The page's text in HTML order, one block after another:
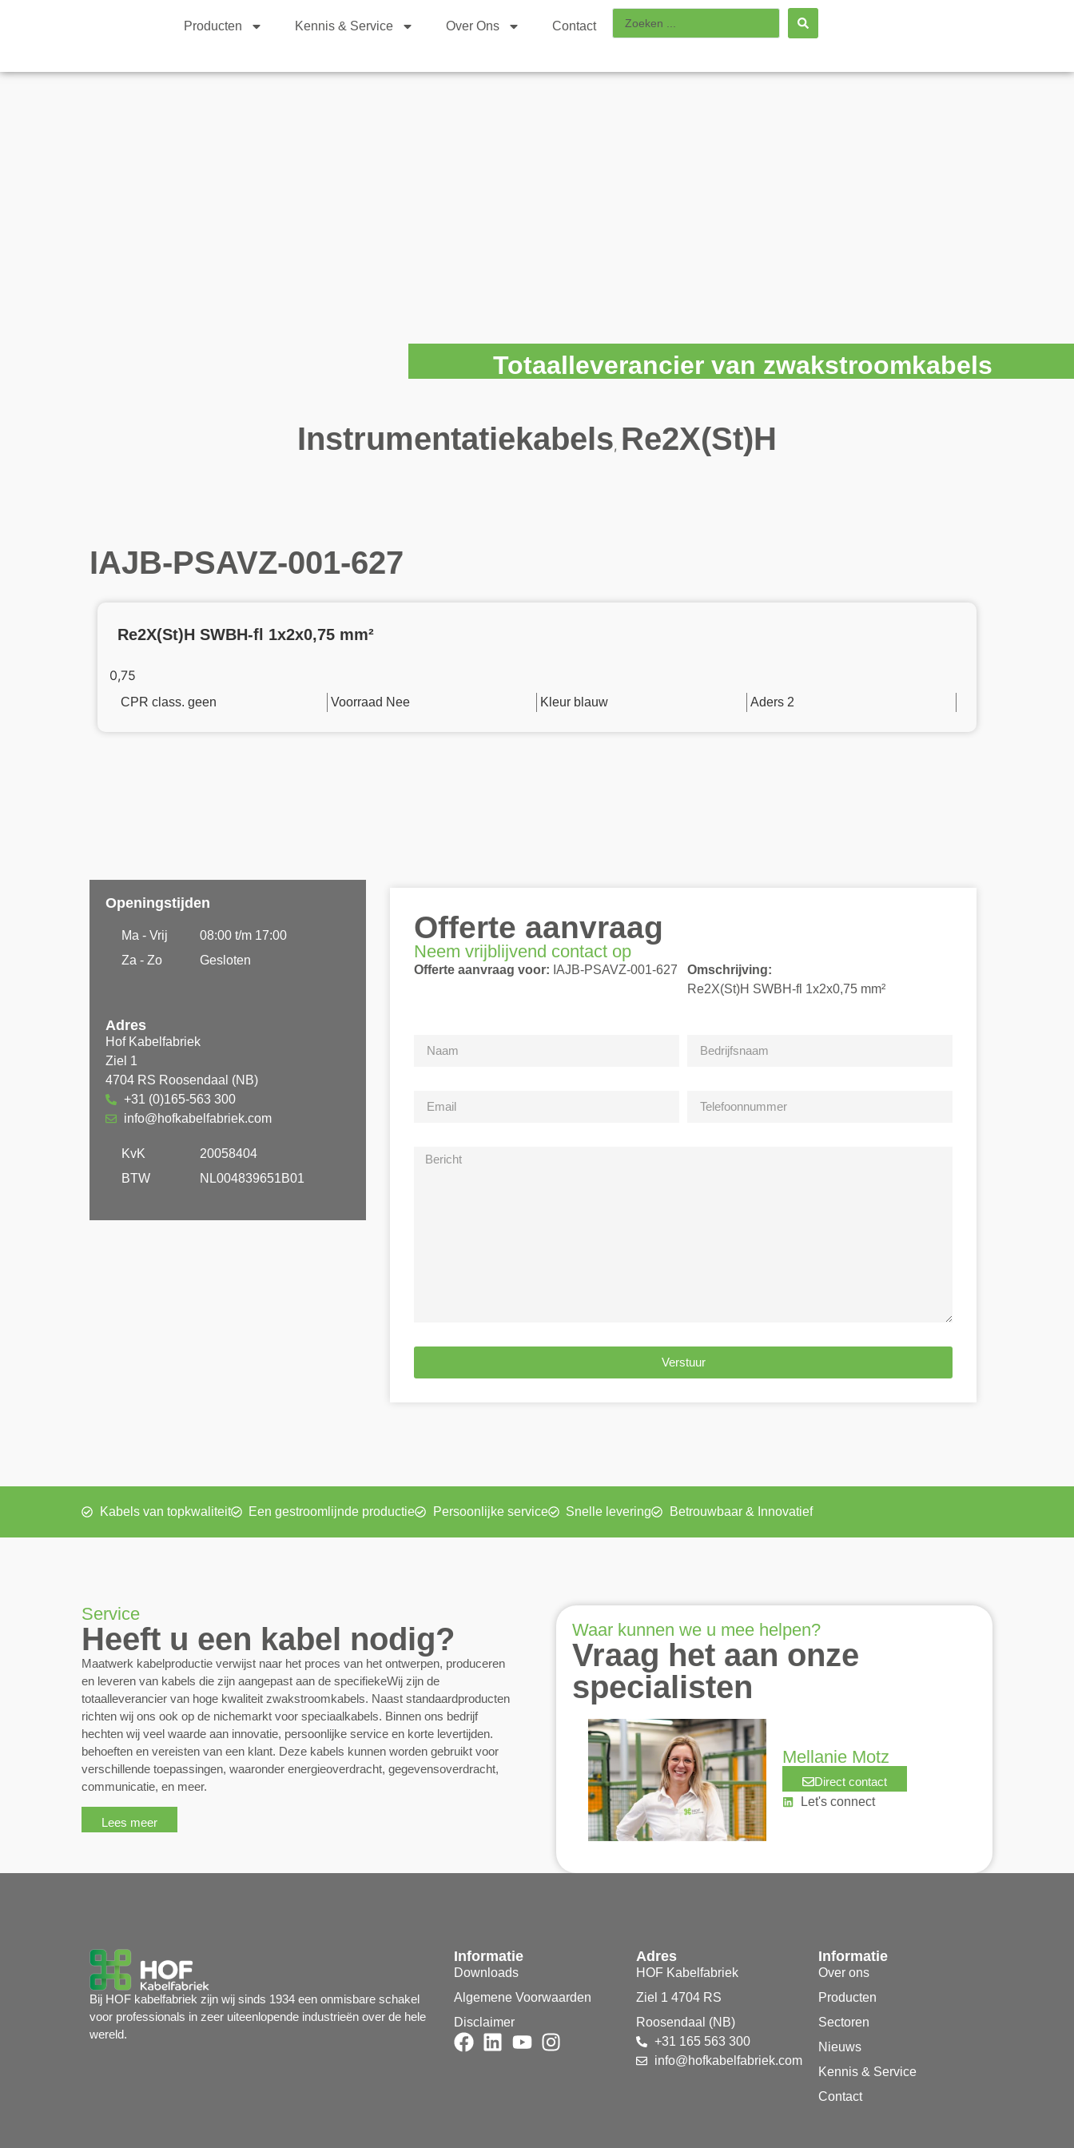
Producten Kennis & Service Over Ons Contact
Totaalleverancier van zwakstroomkabels
Instrumentatiekabels, Re2X(St)H
IAJB-PSAVZ-001-627
Re2X(St)H SWBH-fl 1x2x0,75 mm²
0,75
CPR class. geen Voorraad Nee Kleur blauw Aders 2
Openingstijden
Ma - Vrij
Za - Zo
08:00 t/m 17:00
Gesloten
Adres
Hof Kabelfabriek
Ziel 1
4704 RS Roosendaal (NB)
+31 (0)165-563 300
info@hofkabelfabriek.com
KvK
BTW
20058404
NL004839651B01
Offerte aanvraag
Neem vrijblijvend contact op
Offerte aanvraag voor: IAJB-PSAVZ-001-627
Omschrijving:
Re2X(St)H SWBH-fl 1x2x0,75 mm²
Verstuur
Kabels van topkwaliteit Een gestroomlijnde productie Persoonlijke service Snelle levering Betrouwbaar & Innovatief
Service
Heeft u een kabel nodig?
Maatwerk kabelproductie verwijst naar het proces van het ontwerpen, produceren
en leveren van kabels die zijn aangepast aan de specifiekeWij zijn de
totaalleverancier van hoge kwaliteit zwakstroomkabels. Naast standaardproducten
richten wij ons ook op de nichemarkt voor speciaalkabels. Binnen ons bedrijf
hechten wij veel waarde aan innovatie, persoonlijke service en korte levertijden.
behoeften en vereisten van een klant. Deze kabels kunnen worden gebruikt voor
verschillende toepassingen, waaronder energieoverdracht, gegevensoverdracht,
communicatie, en meer.
Lees meer
Waar kunnen we u mee helpen?
Vraag het aan onze
specialisten
Mellanie Motz
Direct contact
Let's connect
Bij HOF kabelfabriek zijn wij sinds 1934 een onmisbare schakel
voor professionals in zeer uiteenlopende industrieën over de hele
wereld.
Informatie
Downloads
Algemene Voorwaarden
Disclaimer
Adres
HOF Kabelfabriek
Ziel 1 4704 RS
Roosendaal (NB)
+31 165 563 300
info@hofkabelfabriek.com
Informatie
Over ons
Producten
Sectoren
Nieuws
Kennis & Service
Contact